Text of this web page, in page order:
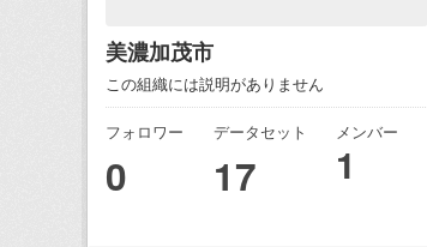
美濃加茂市
この組織には説明がありません
フォロワー
0
データセット
17
メンバー
1